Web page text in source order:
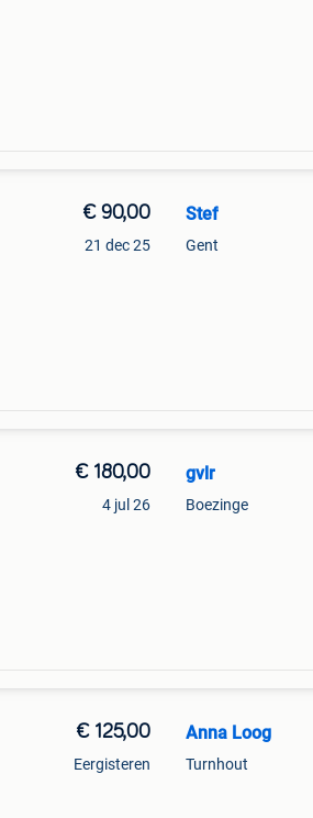
€ 90,00
21 dec 25
Stef
Gent
€ 180,00
4 jul 26
gvlr
Boezinge
€ 125,00
Eergisteren
Anna Loog
Turnhout